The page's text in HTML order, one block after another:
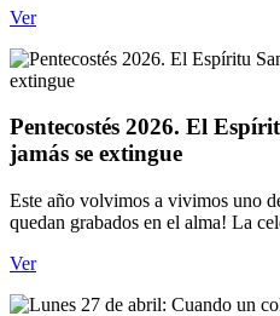
Ver
Pentecostés 2026. El
jamás se extingue
Este año volvimos a vivimos uno
quedan grabados en el alma! La
Ver